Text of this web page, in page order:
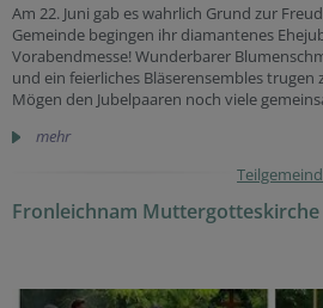
Am 22. Juni gab es wahrlich Grund zur
Gemeinde begingen ihr diamantenes
Vorabendmesse! Wunderbarer
und ein feierliches Bläserensembles
Mögen den Jubelpaaren noch viele
mehr
Fronleichnam Muttergotteskirche